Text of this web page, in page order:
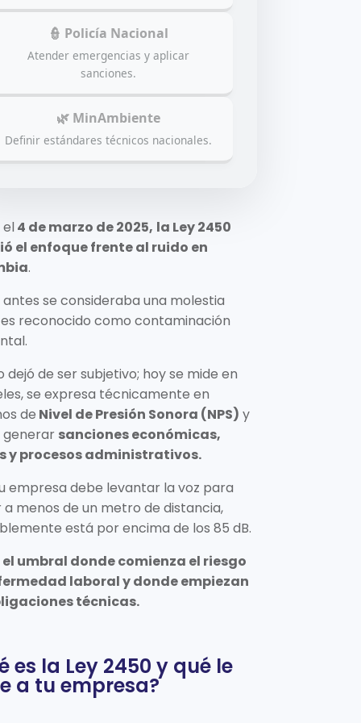
👮 Policía Nacional
Atender emergencias y aplicar
sanciones.
🌿 MinAmbiente
Definir estándares técnicos nacionales.
el4 de marzo de 2025, la Ley 2450
el enfoque frente al ruido en
.
antes se consideraba una molestia
reconocido como contaminación
dejó de ser subjetivo; hoy se mide en
se expresa técnicamente en
de Nivel de Presión Sonora (NPS) y
generar sanciones económicas,
y procesos administrativos.
empresa debe levantar la voz para
menos de un metro de distancia,
está por encima de los 85 dB.
el umbral donde comienza el riesgo
laboral y donde empiezan
técnicas.
es la Ley 2450 y qué le
a tu empresa?